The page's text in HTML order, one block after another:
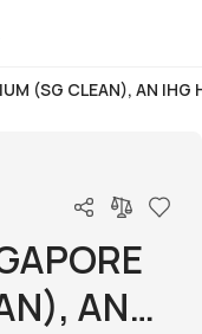
(SG CLEAN), AN IHG
AN